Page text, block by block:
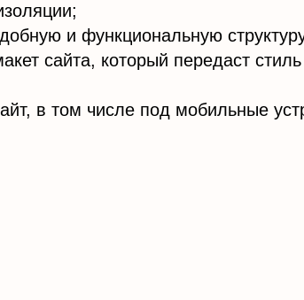
и функциональную
сайта, который передаст
в том числе под мобильные